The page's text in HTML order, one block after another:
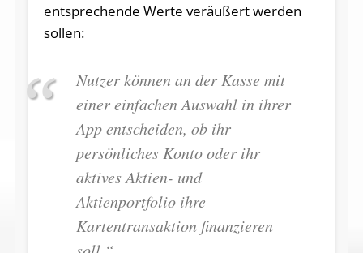
entsprechende Werte veräußert werden
sollen:
Nutzer können an der Kasse mit
einer einfachen Auswahl in ihrer
App entscheiden, ob ihr
persönliches Konto oder ihr
aktives Aktien- und
Aktienportfolio ihre
Kartentransaktion finanzieren